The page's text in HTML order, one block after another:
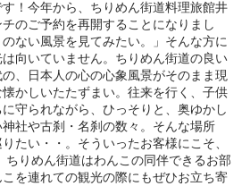
！今年から、ちりめん街道料理旅館井
のご予約を再開することになりまし
ない風景を見てみたい。」そんな方に
向いていません。ちりめん街道の良い
、日本人の心の心象風景がそのまま現
かしいたたずまい。往来を行く、子供
守られながら、ひっそりと、奥ゆかし
社や古刹・名刹の数々。そんな場所
たい・・。そういったお客様にこそ、
ちりめん街道はわんこの同伴できるお部
を連れての観光の際にもぜひお立ち寄